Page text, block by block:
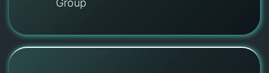
Group